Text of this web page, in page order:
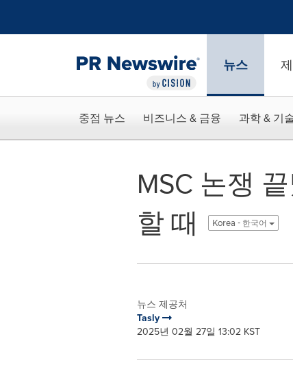
뉴스
중점 뉴스 비즈니스 & 금융 과학 & 기
MSC 논쟁
할 때
Korea - 한국어
뉴스 제공처
Tasly
2025년 02월 27일 13:02 KST